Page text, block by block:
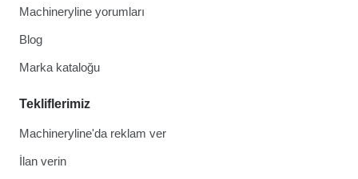
Machineryline yorumları
Blog
Marka kataloğu
Tekliflerimiz
Machineryline'da reklam ver
İlan verin